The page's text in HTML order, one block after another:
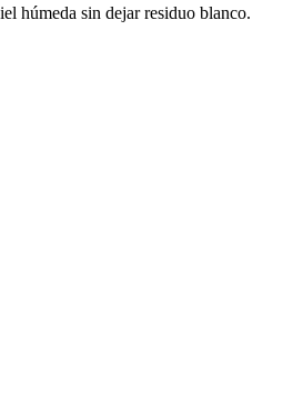
húmeda sin dejar residuo blanco.